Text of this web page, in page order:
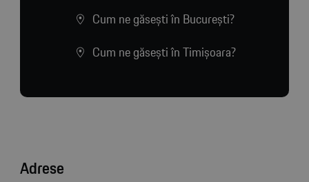
Cum ne găsești în București?
Cum ne găsești în Timișoara?
Adrese